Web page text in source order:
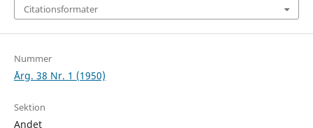
Citationsformater
Nummer
Årg. 38 Nr. 1 (1950)
Sektion
Andet